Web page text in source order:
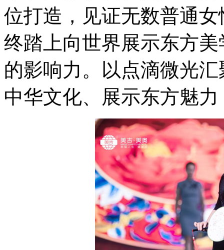
位打造，见证无数普通
终踏上向世界展示东方
的影响力。以点滴微光
中华文化、展示东方魅